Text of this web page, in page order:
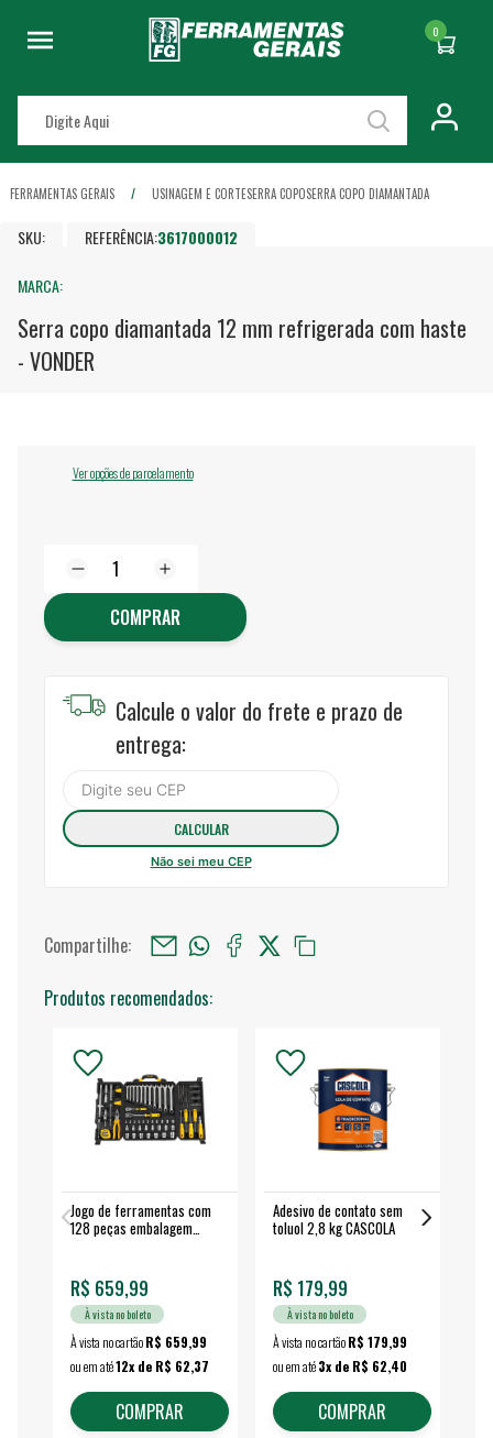
0
FERRAMENTAS GERAIS USINAGEM E CORTESERRA COPOSERRA COPO DIAMANTADA
SKU: REFERÊNCIA:3617000012
MARCA:
Serra copo diamantada 12 mm refrigerada com haste
- VONDER
Ver opções de parcelamento
COMPRAR
Calcule o valor do frete e prazo de
entrega:
Não sei meu CEP
Compartilhe:
Produtos recomendados:
Jogo de ferramentas com
128 peças embalagem
R$ 659,99
À vista no boleto
À vista no cartãoR$ 659,99
ou em até12x de R$ 62,37
COMPRAR
Adesivo de contato sem
toluol 2,8 kg CASCOLA
R$ 179,99
À vista no boleto
À vista no cartãoR$ 179,99
ou em até3x de R$ 62,40
COMPRAR